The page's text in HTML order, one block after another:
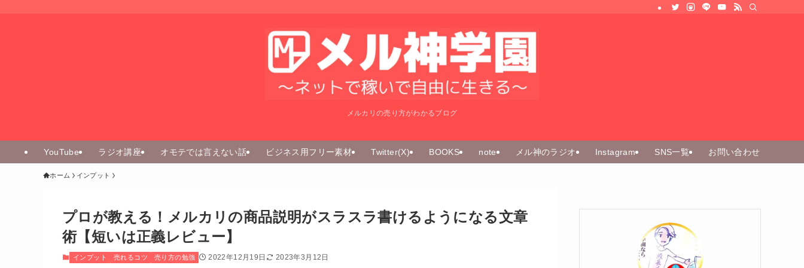
メルカリの売り方がわかるブログ
YouTube ラジオ講座 オモテでは言えない話 ビジネス用フリー素材 Twitter(X) BOOKS note メル神のラジオ Instagram SNS一覧 お問い合わせ
ホーム インプット
プロが教える！メルカリの商品説明がスラスラ書けるようになる文章
術【短いは正義レビュー】
インプット 売れるコツ 売り方の勉強 2022年12月19日 2023年3月12日